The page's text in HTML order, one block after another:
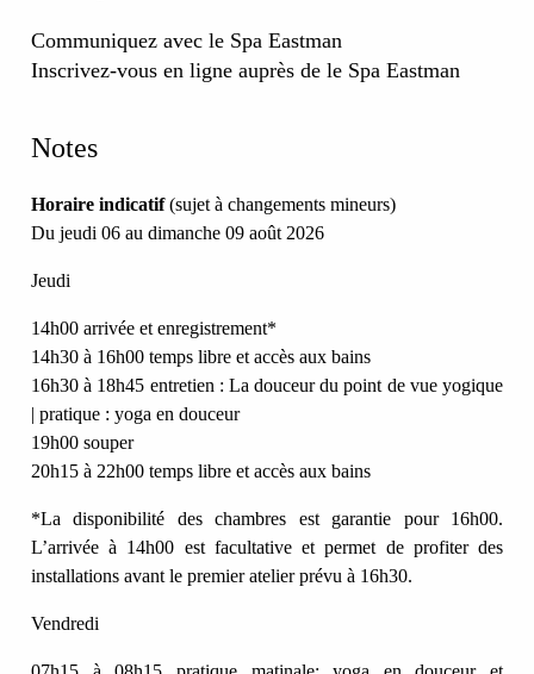
Communiquez avec le Spa Eastman
Inscrivez-vous en ligne auprès de le Spa Eastman
Notes
Horaire indicatif(sujet à changements mineurs)
Du jeudi 06 au dimanche 09 août 2026
Jeudi
14h00 arrivée et enregistrement*
14h30 à 16h00 temps libre et accès aux bains
16h30 à 18h45 entretien : La douceur du point de vue yogique
| pratique : yoga en douceur
19h00 souper
20h15 à 22h00 temps libre et accès aux bains
*La disponibilité des chambres est garantie pour 16h00.
L’arrivée à 14h00 est facultative et permet de profiter des
installations avant le premier atelier prévu à 16h30.
Vendredi